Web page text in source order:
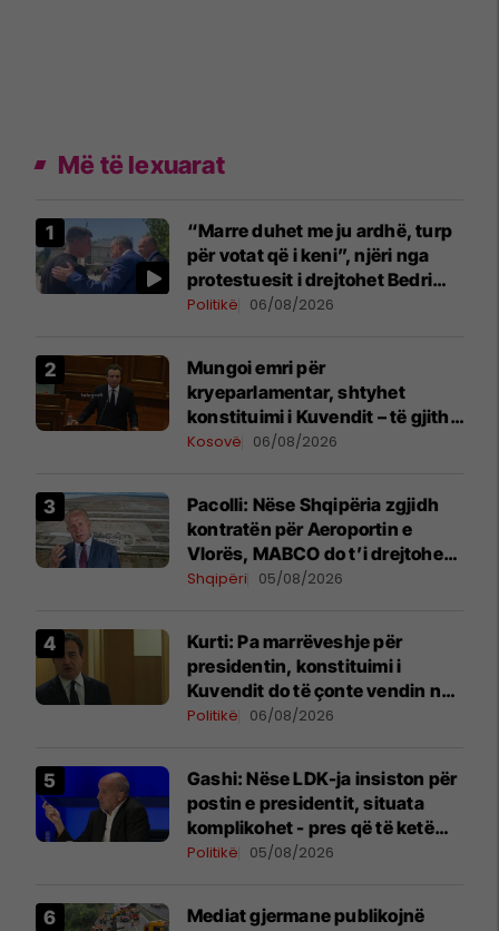
Më të lexuarat
“Marre duhet me ju ardhë, turp
për votat që i keni”, njëri nga
protestuesit i drejtohet Bedri
Hamzës
Politikë 06/08/2026
Mungoi emri për
kryeparlamentar, shtyhet
konstituimi i Kuvendit – të gjitha
detajet
Kosovë 06/08/2026
Pacolli: Nëse Shqipëria zgjidh
kontratën për Aeroportin e
Vlorës, MABCO do t’i drejtohet
arbitrazhit ndërkombëtar
Shqipëri 05/08/2026
Kurti: Pa marrëveshje për
presidentin, konstituimi i
Kuvendit do të çonte vendin në
zgjedhje të reja
Politikë 06/08/2026
Gashi: Nëse LDK-ja insiston për
postin e presidentit, situata
komplikohet - pres që të ketë
lëshim
Politikë 05/08/2026
Mediat gjermane publikojnë